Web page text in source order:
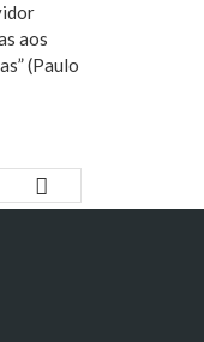
aos
(Paulo